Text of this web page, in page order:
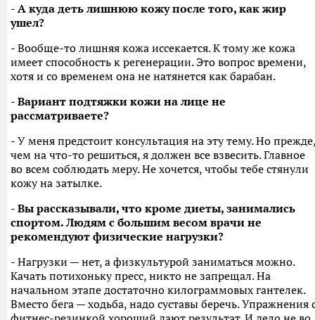
- А куда деть лишнюю кожу после того, как жир
ушел?
- Вообще-то лишняя кожа иссекается. К тому же кожа
имеет способность к регенерации. Это вопрос времени,
хотя и со временем она не натянется как барабан.
- Вариант подтяжки кожи на лице не
рассматриваете?
- У меня предстоит консультация на эту тему. Но прежде,
чем на что-то решиться, я должен все взвесить. Главное
во всем соблюдать меру. Не хочется, чтобы тебе стянули
кожу на затылке.
- Вы рассказывали, что кроме диеты, занимались
спортом. Людям с большим весом врачи не
рекомендуют физические нагрузки?
- Нагрузки — нет, а физкультурой заниматься можно.
Качать потихоньку пресс, никто не запрещал. На
начальном этапе достаточно килограммовых гантелек.
Вместо бега — ходьба, надо суставы беречь. Упражнения